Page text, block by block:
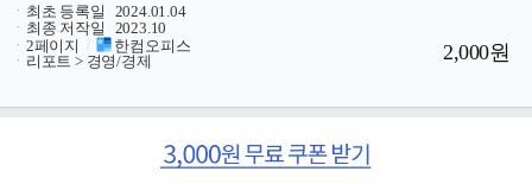
ㆍ 최초 등록일
2024.01.04
ㆍ 최종 저작일
2023.10
ㆍ 2페이지 /
한컴오피스
ㆍ 리포트 > 경영/경제 2,000원